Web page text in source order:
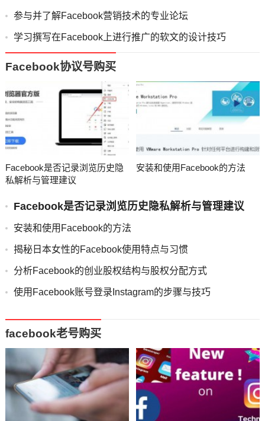
参与并了解Facebook营销技术的专业论坛
学习撰写在Facebook上进行推广的软文的设计技巧
Facebook协议号购买
Facebook是否记录浏览历史隐
私解析与管理建议
安装和使用Facebook的方法
Facebook是否记录浏览历史隐私解析与管理建议
安装和使用Facebook的方法
揭秘日本女性的Facebook使用特点与习惯
分析Facebook的创业股权结构与股权分配方式
使用Facebook账号登录Instagram的步骤与技巧
facebook老号购买